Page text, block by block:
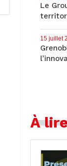
Le
15 juillet
À